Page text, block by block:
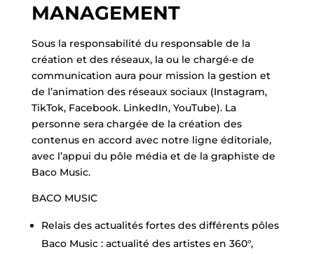
MANAGEMENT
Sous la responsabilité du responsable de la
création et des réseaux, la ou le chargé·e de
communication aura pour mission la gestion et
de l’animation des réseaux sociaux (Instagram,
TikTok, Facebook. LinkedIn, YouTube). La
personne sera chargée de la création des
contenus en accord avec notre ligne éditoriale,
avec l’appui du pôle média et de la graphiste de
Baco Music.
BACO MUSIC
Relais des actualités fortes des différents pôles
Baco Music : actualité des artistes en 360°,